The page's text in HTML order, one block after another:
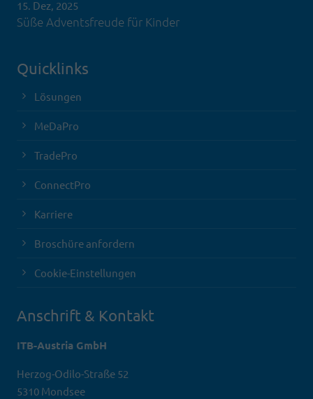
15. Dez, 2025
Süße Adventsfreude für Kinder
Quicklinks
Lösungen
MeDaPro
TradePro
ConnectPro
Karriere
Broschüre anfordern
Cookie-Einstellungen
Anschrift & Kontakt
ITB-Austria GmbH
Herzog-Odilo-Straße 52
5310 Mondsee